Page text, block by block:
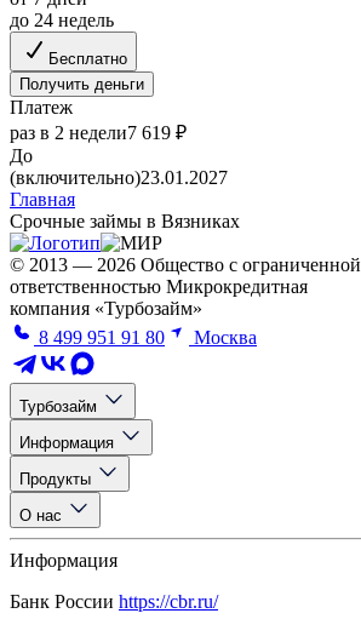
до 24 недель
Бесплатно
Получить деньги
Платеж
раз в 2 недели7 619 ₽
До
(включительно)23.01.2027
Главная
Срочные займы в Вязниках
© 2013 — 2026 Общество с ограниченной
ответственностью Микрокредитная
компания «Турбозайм»
8 499 951 91 80
Москва
Турбозайм
Информация
Продукты
О нас
Информация
Банк России https://cbr.ru/